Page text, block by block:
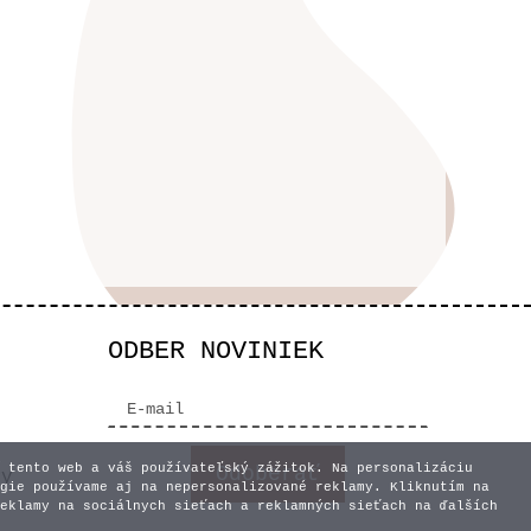
ODBER NOVINIEK
tento web a váš používateľský zážitok. Na personalizáciu
používame aj na nepersonalizované reklamy. Kliknutím na
na sociálnych sieťach a reklamných sieťach na ďalších